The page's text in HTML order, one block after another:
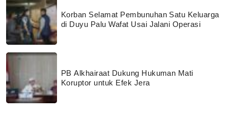
Korban Selamat Pembunuhan Satu Keluarga
di Duyu Palu Wafat Usai Jalani Operasi
PB Alkhairaat Dukung Hukuman Mati
Koruptor untuk Efek Jera